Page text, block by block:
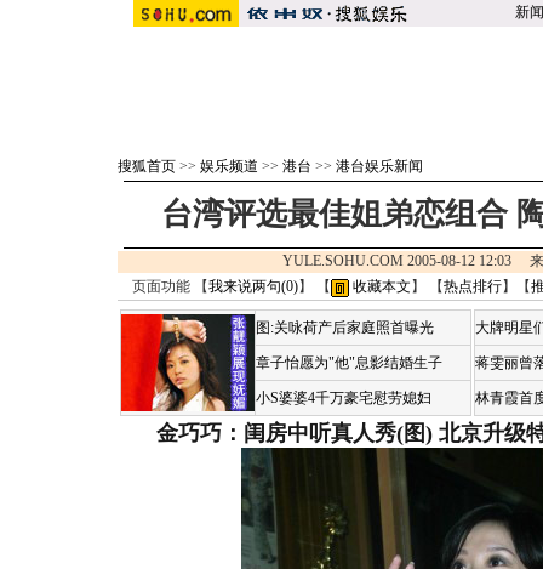
新闻
搜狐首页 >> 娱乐频道 >> 港台 >> 港台娱乐新闻
台湾评选最佳姐弟恋组合
YULE.SOHU.COM 2005-08-12 12:03
页面功能 【我来说两句(0)】 【 收藏本文 】 【热点排行】【
图:关咏荷产后家庭照首曝光
章子怡愿为"他"息影结婚生子
小S婆婆4千万豪宅慰劳媳妇
大牌明星
蒋雯丽曾
林青霞首
金巧巧：闺房中听真人秀(图) 北京升级